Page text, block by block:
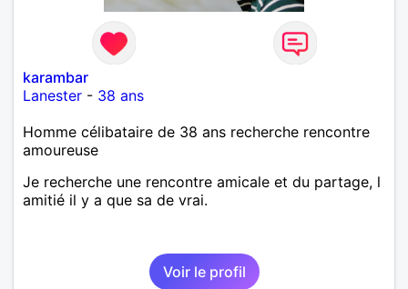
karambar
Lanester - 38 ans
Homme célibataire de 38 ans recherche rencontre
amoureuse
Je recherche une rencontre amicale et du partage, l
amitié il y a que sa de vrai.
Voir le profil